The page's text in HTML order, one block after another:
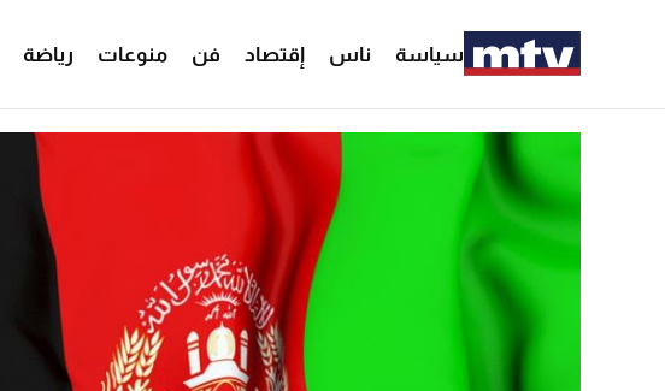
سياسة ناس إقتصاد فن منوعات رياضة